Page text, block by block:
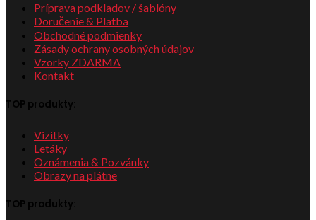
Príprava podkladov / šablóny
Doručenie & Platba
Obchodné podmienky
Zásady ochrany osobných údajov
Vzorky ZDARMA
Kontakt
TOP produkty:
Vizitky
Letáky
Oznámenia & Pozvánky
Obrazy na plátne
TOP produkty: